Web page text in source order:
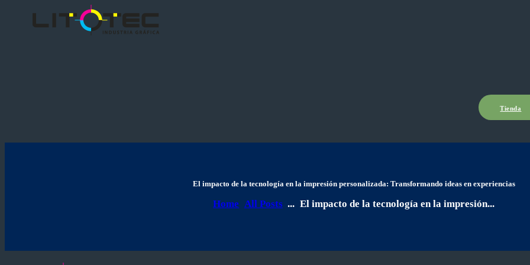
Tienda
El impacto de la tecnología en la impresión personalizada: Transformando ideas en experiencias
Home All Posts ... El impacto de la tecnología en la impresión...